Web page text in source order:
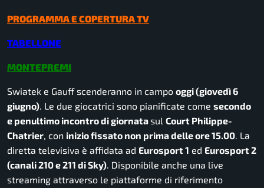
PROGRAMMA E COPERTURA TV
TABELLONE
MONTEPREMI
Swiatek e Gauff scenderanno in campo oggi (giovedì 6
giugno). Le due giocatrici sono pianificate come secondo
e penultimo incontro di giornatasul Court Philippe-
Chatrier, con inizio fissato non prima delle ore 15.00. La
diretta televisiva è affidata ad Eurosport 1 ed Eurosport 2
(canali 210 e 211 di Sky). Disponibile anche una live
streaming attraverso le piattaforme di riferimento